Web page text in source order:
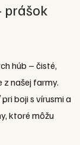
prášok
húb – čisté,
z našej farmy.
boji s vírusmi a
ktoré môžu